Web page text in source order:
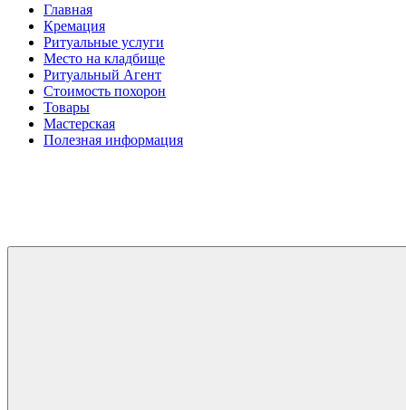
Главная
Кремация
Ритуальные услуги
Место на кладбище
Ритуальный Агент
Стоимость похорон
Товары
Мастерская
Полезная информация